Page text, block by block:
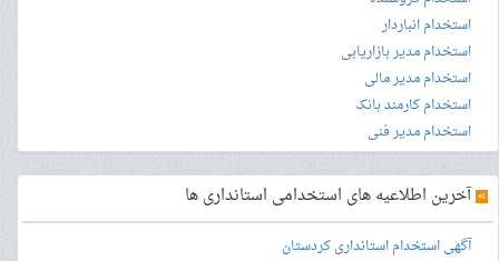
استخدام انباردار
استخدام مدیر بازاریابی
استخدام مدیر مالی
استخدام کارمند بانک
استخدام مدیر فنی
»آخرین اطلاعیه های استخدامی استانداری ها
آگهی استخدام استانداری کردستان